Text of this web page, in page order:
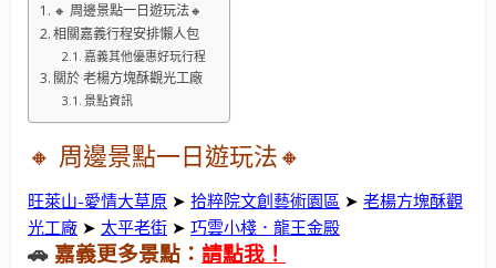
🔸 周邊景點一日遊玩法🔸
相關嘉義行程安排懶人包
嘉義其他優惠好玩行程
關於 老楊方塊酥觀光工廠
景點資訊
🔸 周邊景點一日遊玩法🔸
旺萊山-愛情大草原 ➤ 拾粹院文創藝術園區 ➤ 老楊方塊酥觀
光工廠 ➤ 太平老街 ➤ 巧雲小棧．龍王金殿
🚗 嘉義更多景點： 請點我！